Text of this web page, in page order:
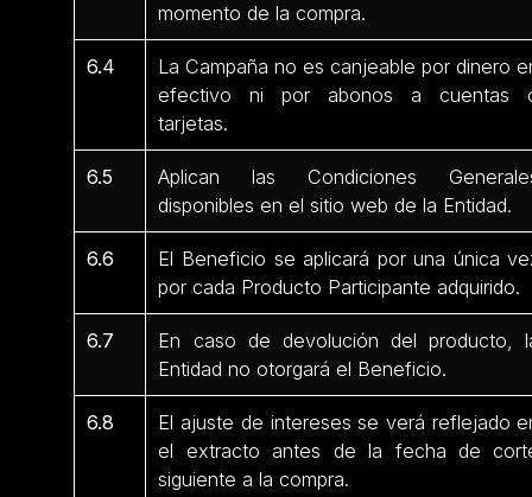
momento de la compra.
6.4
La Campaña no es canjeable por dinero
efectivo ni por abonos a cuentas
tarjetas.
6.5
Aplican las Condiciones
disponibles en el sitio web de la Entidad.
6.6
El Beneficio se aplicará por una única
por cada Producto Participante adquirido.
6.7
En caso de devolución del producto,
Entidad no otorgará el Beneficio.
6.8
El ajuste de intereses se verá reflejado
el extracto antes de la fecha de
siguiente a la compra.